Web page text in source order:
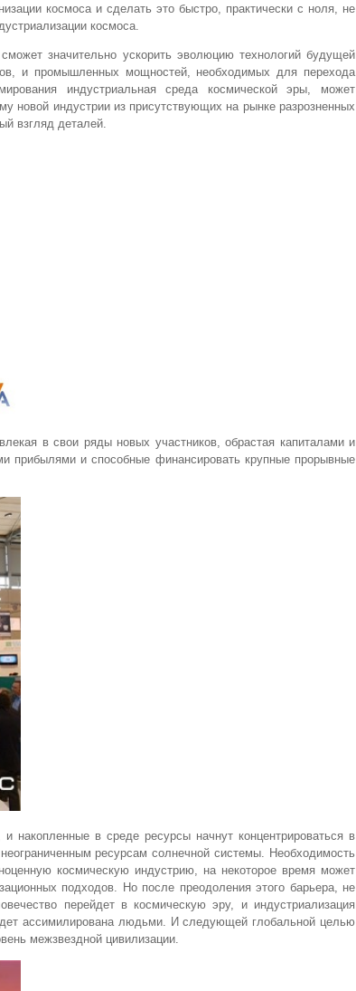
космоса и сделать это быстро, практически с ноля, не
космоса.
значительно ускорить эволюцию технологий будущей
и промышленных мощностей, необходимых для перехода
индустриальная среда космической эры, может
новой индустрии из присутствующих на рынке разрозненных
взгляд деталей.
в свои ряды новых участников, обрастая капиталами и
прибылями и способные финансировать крупные прорывные
накопленные в среде ресурсы начнут концентрироваться в
ресурсам солнечной системы. Необходимость
космическую индустрию, на некоторое время может
подходов. Но после преодоления этого барьера, не
перейдет в космическую эру, и индустриализация
ассимилирована людьми. И следующей глобальной целью
межзвездной цивилизации.